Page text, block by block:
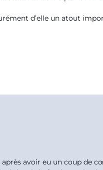
d’elle un atout
avoir eu un coup de